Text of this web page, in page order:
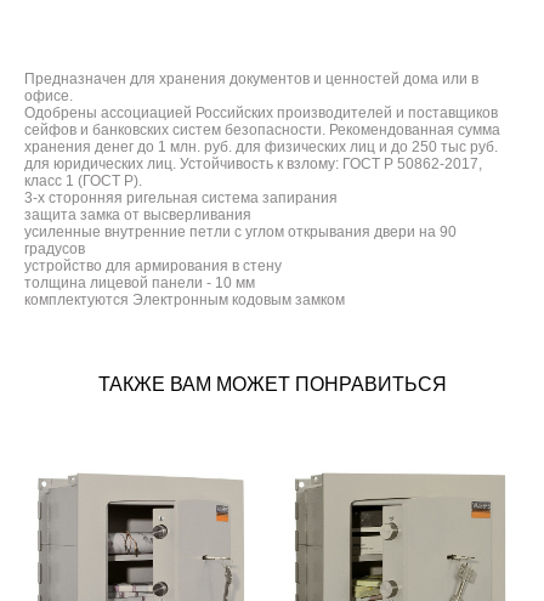
Предназначен для хранения документов и ценностей дома или в
офисе.
Одобрены ассоциацией Российских производителей и поставщиков
сейфов и банковских систем безопасности. Рекомендованная сумма
хранения денег до 1 млн. руб. для физических лиц и до 250 тыс руб.
для юридических лиц. Устойчивость к взлому: ГОСТ Р 50862-2017,
класс 1 (ГОСТ Р).
3-х сторонняя ригельная система запирания
защита замка от высверливания
усиленные внутренние петли с углом открывания двери на 90
градусов
устройство для армирования в стену
толщина лицевой панели - 10 мм
комплектуются Электронным кодовым замком
ТАКЖЕ ВАМ МОЖЕТ ПОНРАВИТЬСЯ